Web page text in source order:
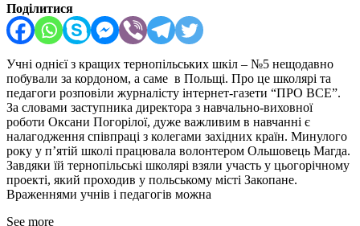
Поділитися
Учні однієї з кращих тернопільських шкіл – №5 нещодавно
побували за кордоном, а саме в Польщі. Про це школярі та
педагоги розповіли журналісту інтернет-газети “ПРО ВСЕ”.
За словами заступника директора з навчально-виховної
роботи Оксани Погорілої, дуже важливим в навчанні є
налагодження співпраці з колегами західних країн. Минулого
року у п’ятій школі працювала волонтером Ольшовець Магда.
Завдяки їй тернопільські школярі взяли участь у цьогорічному
проекті, який проходив у польському місті Закопане.
Враженнями учнів і педагогів можна
See more